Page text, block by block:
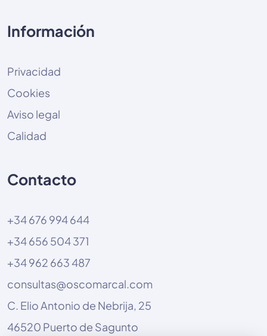
Información
Privacidad
Cookies
Aviso legal
Calidad
Contacto
+34 676 994 644
+34 656 504 371
+34 962 663 487
consultas@oscomarcal.com
C. Elio Antonio de Nebrija, 25
46520 Puerto de Sagunto